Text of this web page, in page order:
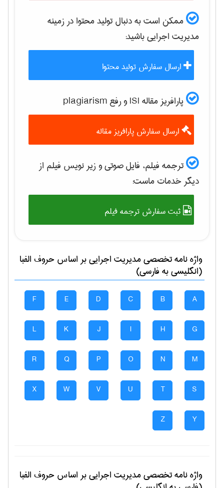
ممکن است به دنبال تولید محتوا در زمینه
مديريت اجرايیباشید:
ارسال سفارش تولید محتوا
پارافریز مقاله ISI و رفع plagiarism
ارسال سفارش پارافریز مقاله
ترجمه فیلم، فایل صوتی و زیر نویس فیلم از
دیگر خدمات ماست:
ثبت سفارش ترجمه فیلم
واژه نامه تخصصیمديريت اجرايیبر اساس حروف الفبا
(انگلیسی به فارسی)
A
B
C
D
E
F
G
H
I
J
K
L
M
N
O
P
Q
R
S
T
U
V
W
X
Y
Z
واژه نامه تخصصیمديريت اجرايیبر اساس حروف الفبا